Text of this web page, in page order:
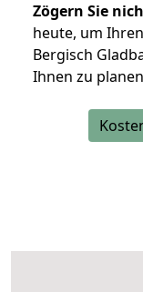
Zögern Sie
heute, um
Bergisch
Ihnen zu